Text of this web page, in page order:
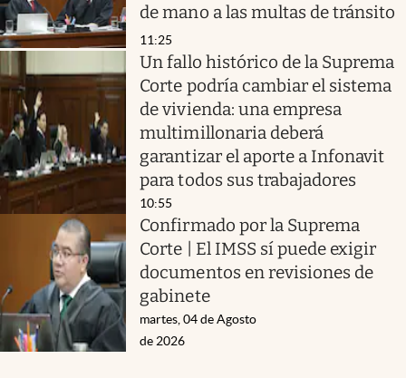
de mano a las multas de tránsito
11:25
Un fallo histórico de la Suprema
Corte podría cambiar el sistema
de vivienda: una empresa
multimillonaria deberá
garantizar el aporte a Infonavit
para todos sus trabajadores
10:55
Confirmado por la Suprema
Corte | El IMSS sí puede exigir
documentos en revisiones de
gabinete
martes, 04 de Agosto
de 2026